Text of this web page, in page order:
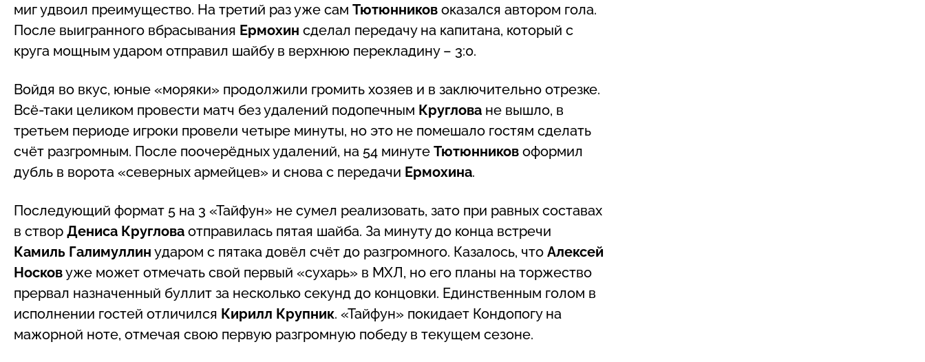
миг удвоил преимущество. На третий раз уже сам Тютюнников оказался автором гола.
После выигранного вбрасывания Ермохин сделал передачу на капитана, который с
круга мощным ударом отправил шайбу в верхнюю перекладину ­– 3:0.
Войдя во вкус, юные «моряки» продолжили громить хозяев и в заключительно отрезке.
Всё-таки целиком провести матч без удалений подопечным Круглова не вышло, в
третьем периоде игроки провели четыре минуты, но это не помешало гостям сделать
счёт разгромным. После поочерёдных удалений, на 54 минуте Тютюнников оформил
дубль в ворота «северных армейцев» и снова с передачи Ермохина.
Последующий формат 5 на 3 «Тайфун» не сумел реализовать, зато при равных составах
в створ Дениса Круглова отправилась пятая шайба. За минуту до конца встречи
Камиль Галимуллин ударом с пятака довёл счёт до разгромного. Казалось, что Алексей
Носковуже может отмечать свой первый «сухарь» в МХЛ, но его планы на торжество
прервал назначенный буллит за несколько секунд до концовки. Единственным голом в
исполнении гостей отличился Кирилл Крупник. «Тайфун» покидает Кондопогу на
мажорной ноте, отмечая свою первую разгромную победу в текущем сезоне.